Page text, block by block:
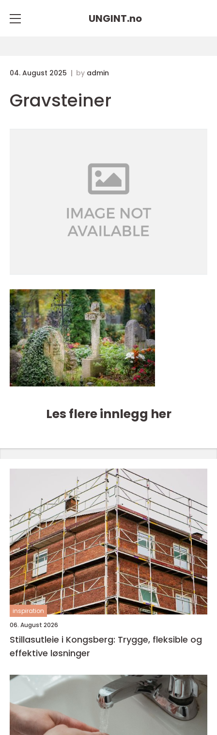
UNGINT.no
04. August 2025 by admin
Gravsteiner
Les flere innlegg her
inspiration
06. August 2026
Stillasutleie i Kongsberg: Trygge, fleksible og
effektive løsninger